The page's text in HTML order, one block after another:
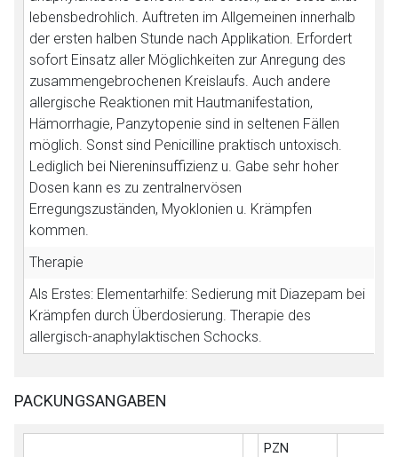
lebensbedrohlich. Auftreten im Allgemeinen innerhalb
der ersten halben Stunde nach Applikation. Erfordert
sofort Einsatz aller Möglichkeiten zur Anregung des
zusammengebrochenen Kreislaufs. Auch andere
allergische Reaktionen mit Hautmanifestation,
Hämorrhagie, Panzytopenie sind in seltenen Fällen
möglich. Sonst sind Penicilline praktisch untoxisch.
Lediglich bei Niereninsuffizienz u. Gabe sehr hoher
Dosen kann es zu zentralnervösen
Erregungszuständen, Myoklonien u. Krämpfen
kommen.
Therapie
Als Erstes: Elementarhilfe: Sedierung mit Diazepam bei
Krämpfen durch Überdosierung. Therapie des
allergisch-anaphylaktischen Schocks.
PACKUNGSANGABEN
PZN